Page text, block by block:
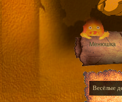
Менюшка
Весёлые